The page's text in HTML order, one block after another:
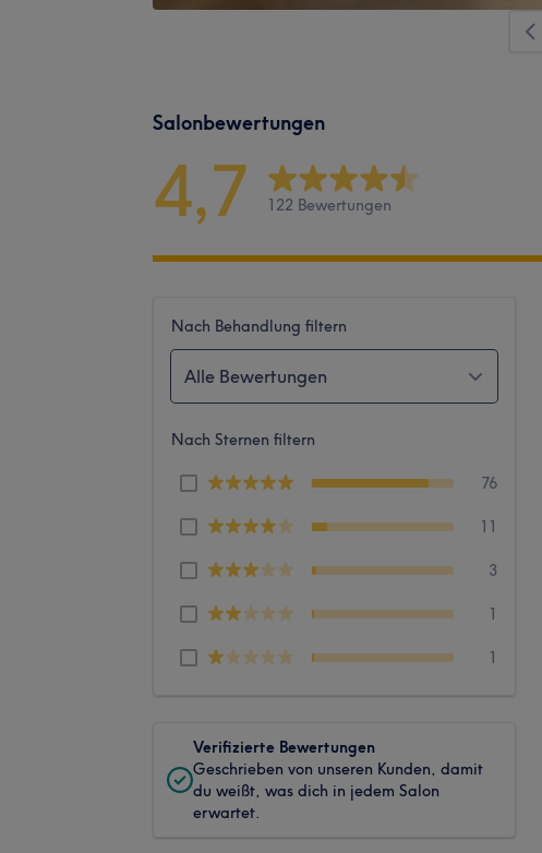
Salonbewertungen
4,7 122 Bewertungen
Nach Behandlung filtern
Alle Bewertungen
Nach Sternen filtern
76
11
3
1
1
Verifizierte Bewertungen
Geschrieben von unseren Kunden, damit
du weißt, was dich in jedem Salon
erwartet.